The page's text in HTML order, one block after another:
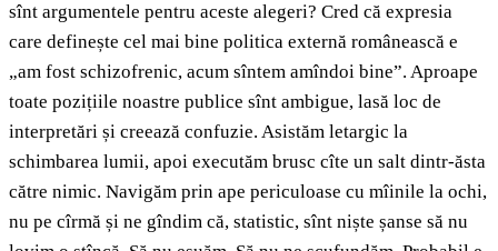
sînt argumentele pentru aceste alegeri? Cred că expresia
care definește cel mai bine politica externă românească e
„am fost schizofrenic, acum sîntem amîndoi bine”. Aproape
toate pozițiile noastre publice sînt ambigue, lasă loc de
interpretări și creează confuzie. Asistăm letargic la
schimbarea lumii, apoi executăm brusc cîte un salt dintr-ăsta
către nimic. Navigăm prin ape periculoase cu mîinile la ochi,
nu pe cîrmă și ne gîndim că, statistic, sînt niște șanse să nu